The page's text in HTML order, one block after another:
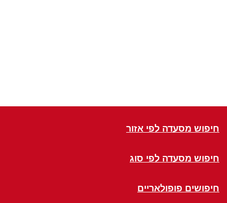
חיפוש מסעדה לפי אזור
חיפוש מסעדה לפי סוג
חיפושים פופולאריים